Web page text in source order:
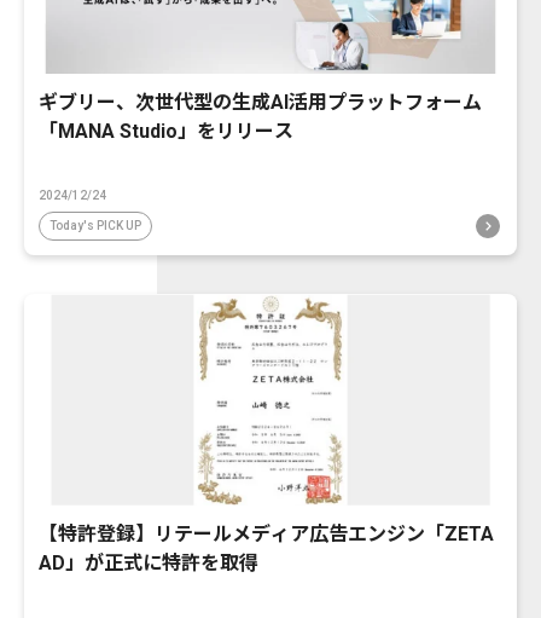
ギブリー、次世代型の生成AI活用プラットフォーム
「MANA Studio」をリリース
2024/12/24
Today's PICK UP
【特許登録】リテールメディア広告エンジン「ZETA
AD」が正式に特許を取得